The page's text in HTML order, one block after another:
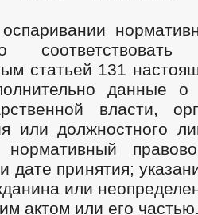
соответствовать
статьей 131
данные о
власти,
или должностного
нормативный
дате принятия;
или
актом или его